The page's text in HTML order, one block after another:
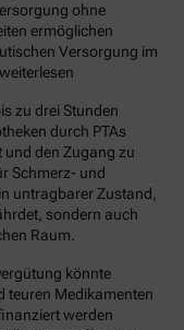
ohne
ermöglichen
Versorgung im
zu drei Stunden
durch PTAs
den Zugang zu
Schmerz- und
untragbarer Zustand,
sondern auch
Raum.
könnte
teuren Medikamenten
werden